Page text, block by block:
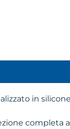
in
completa a